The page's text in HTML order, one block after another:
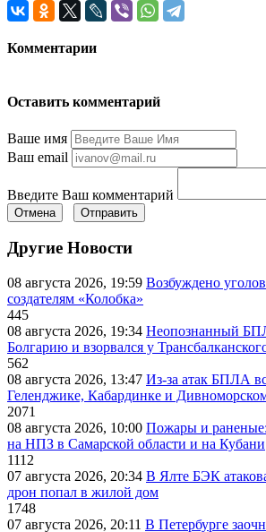
Комментарии
Оставить комментарий
Ваше имя
Ваш email
Введите Ваш комментарий
Отмена Отправить
Другие Новости
08 августа 2026, 19:59 Возбуждено
создателям «Колобка»
445
08 августа 2026, 19:34 Неопознанный
Болгарию и взорвался у
562
08 августа 2026, 13:47 Из-за атак БПЛА
Геленджике, Кабардинке и
2071
08 августа 2026, 10:00 Пожары и раненые:
на НПЗ в Самарской области и на Кубани
1112
07 августа 2026, 20:34 В Ялте БЭК
дрон попал в жилой дом
1748
07 августа 2026, 20:11 В Петербурге